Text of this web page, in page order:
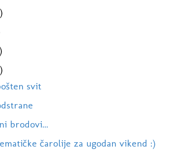
svit
brodovi...
čarolije za ugodan vikend :)